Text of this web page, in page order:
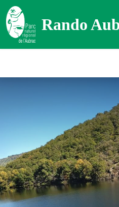
Rando